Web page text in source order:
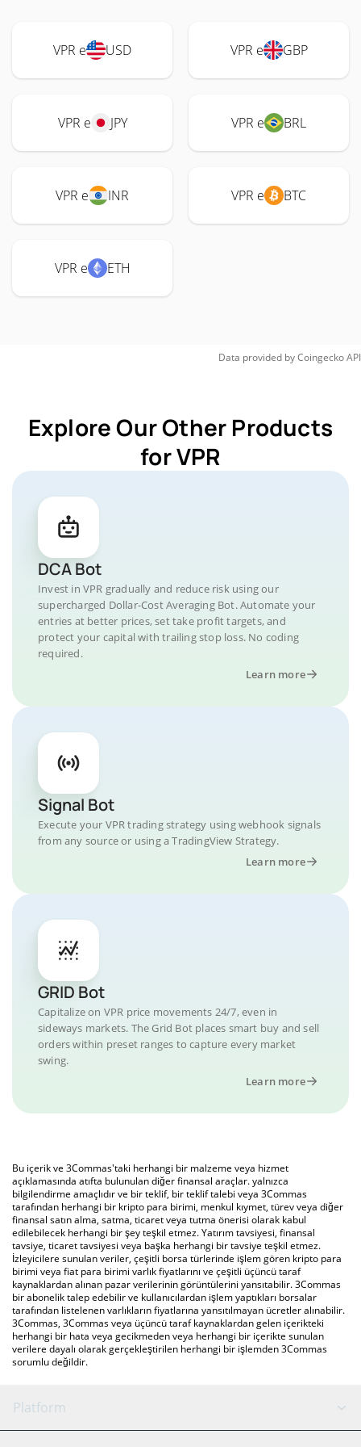
VPR e USD VPR e GBP
VPR e JPY VPR e BRL
VPR e INR VPR e BTC
VPR e ETH
Data provided byCoingeckoAPI
Explore Our Other Products
for VPR
DCA Bot
Invest in VPR gradually and reduce risk using our
supercharged Dollar-Cost Averaging Bot. Automate your
entries at better prices, set take profit targets, and
protect your capital with trailing stop loss. No coding
required.
Learn more
Signal Bot
Execute your VPR trading strategy using webhook signals
from any source or using a TradingView Strategy.
Learn more
GRID Bot
Capitalize on VPR price movements 24/7, even in
sideways markets. The Grid Bot places smart buy and sell
orders within preset ranges to capture every market
swing.
Learn more
Bu içerik ve 3Commas'taki herhangi bir malzeme veya hizmet
açıklamasında atıfta bulunulan diğer finansal araçlar. yalnızca
bilgilendirme amaçlıdır ve bir teklif, bir teklif talebi veya 3Commas
tarafından herhangi bir kripto para birimi, menkul kıymet, türev veya diğer
finansal satın alma, satma, ticaret veya tutma önerisi olarak kabul
edilebilecek herhangi bir şey teşkil etmez. Yatırım tavsiyesi, finansal
tavsiye, ticaret tavsiyesi veya başka herhangi bir tavsiye teşkil etmez.
İzleyicilere sunulan veriler, çeşitli borsa türlerinde işlem gören kripto para
birimi veya fiat para birimi varlık fiyatlarını ve çeşitli üçüncü taraf
kaynaklardan alınan pazar verilerinin görüntülerini yansıtabilir. 3Commas
bir abonelik talep edebilir ve kullanıcılardan işlem yaptıkları borsalar
tarafından listelenen varlıkların fiyatlarına yansıtılmayan ücretler alınabilir.
3Commas, 3Commas veya üçüncü taraf kaynaklardan gelen içerikteki
herhangi bir hata veya gecikmeden veya herhangi bir içerikte sunulan
verilere dayalı olarak gerçekleştirilen herhangi bir işlemden 3Commas
sorumlu değildir.
Platform